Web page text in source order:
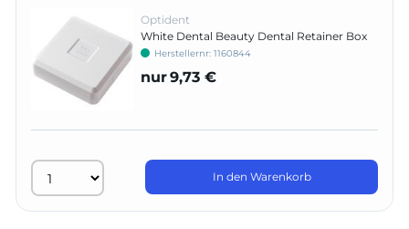
Optident
White Dental Beauty Dental Retainer Box
Herstellernr: 1160844
nur9,73 €
In den Warenkorb